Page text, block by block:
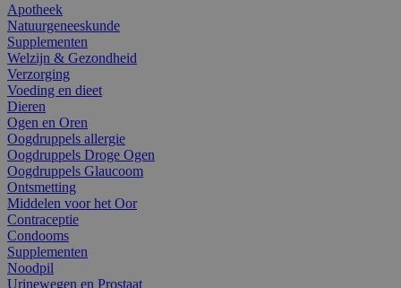
Apotheek
Natuurgeneeskunde
Supplementen
Welzijn & Gezondheid
Verzorging
Voeding en dieet
Dieren
Ogen en Oren
Oogdruppels allergie
Oogdruppels Droge Ogen
Oogdruppels Glaucoom
Ontsmetting
Middelen voor het Oor
Contraceptie
Condooms
Supplementen
Noodpil
Urinewegen en Prostaat